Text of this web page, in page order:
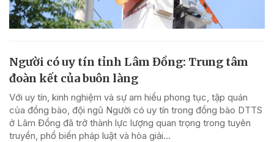
Người có uy tín tỉnh Lâm Đồng: Trung tâm
đoàn kết của buôn làng
Với uy tín, kinh nghiệm và sự am hiểu phong tục, tập quán
của đồng bào, đội ngũ Người có uy tín trong đồng bào DTTS
ở Lâm Đồng đã trở thành lực lượng quan trọng trong tuyên
truyền, phổ biến pháp luật và hòa giải...